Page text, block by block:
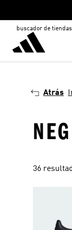
buscador de tiendas
Atrás
36